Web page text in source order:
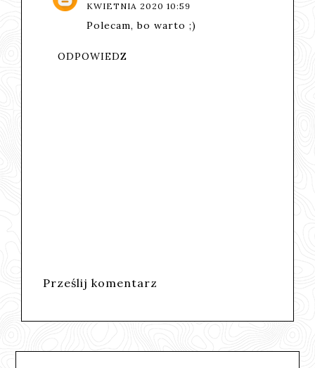
KWIETNIA 2020 10:59
Polecam, bo warto ;)
ODPOWIEDZ
Prześlij komentarz